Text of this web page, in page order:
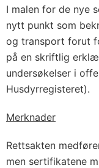
I malen for de nye
nytt punkt som
og transport forut
på en skriftlig
undersøkelser i
Husdyrregisteret).
Merknader
Rettsakten
men sertifikatene